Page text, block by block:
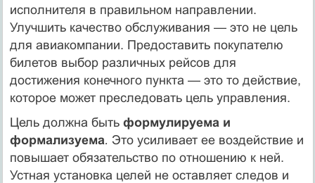
исполнителя в пра­вильном направлении.
Улучшить качество обслуживания — это не цель
для авиакомпании. Предоставить покупателю
билетов выбор различных рейсов для
достижения конечного пункта — это то действие,
которое может преследовать цель управления.
Цель должна быть формулируема и
формализуема. Это усили­вает ее воздействие и
повышает обязательство по отношению к ней.
Устная установка целей не оставляет следов и